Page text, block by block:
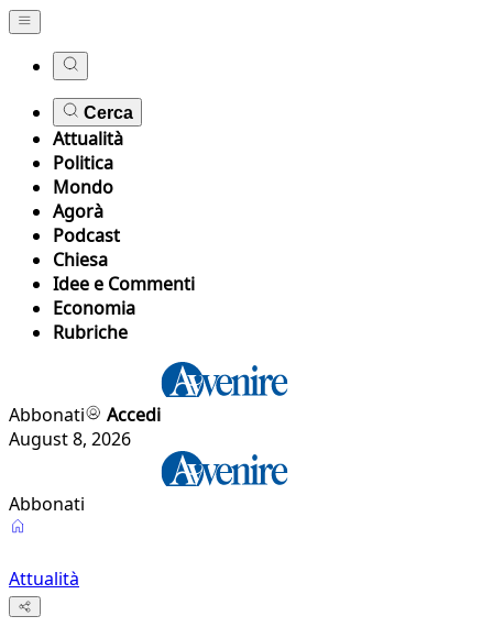
Cerca
Attualità
Politica
Mondo
Agorà
Podcast
Chiesa
Idee e Commenti
Economia
Rubriche
Abbonati
Accedi
August 8, 2026
Abbonati
Attualità